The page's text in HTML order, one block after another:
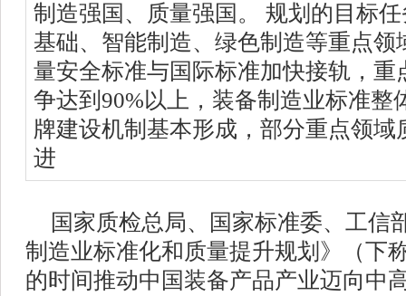
制造强国、质量强国。 规划的目标
基础、智能制造、绿色制造等重点
量安全标准与国际标准加快接轨，
争达到90%以上，装备制造业标准整
牌建设机制基本形成，部分重点领
进
国家质检总局、国家标准委、工信
制造业标准化和质量提升规划》（下
的时间推动中国装备产品产业迈向中